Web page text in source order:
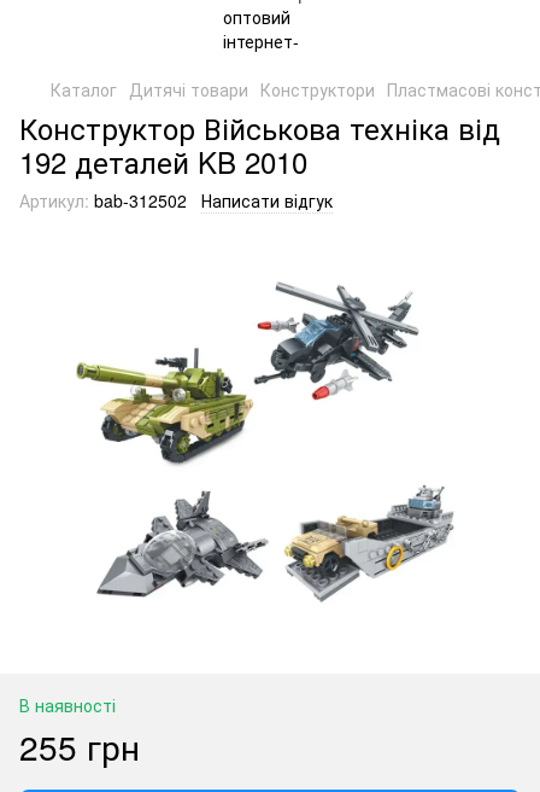
Каталог Дитячі товари Конструктори Пластмасові
Конструктор Військова техніка від
192 деталей KB 2010
Артикул: bab-312502 Написати відгук
В наявності
255 грн